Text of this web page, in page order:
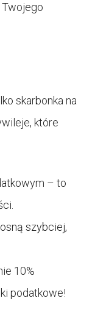
skarbonka na
które
– to
szybciej,
10%
podatkowe!